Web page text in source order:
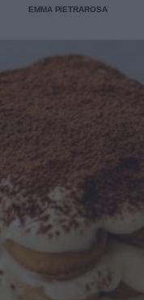
EMMA PIETRAROSA